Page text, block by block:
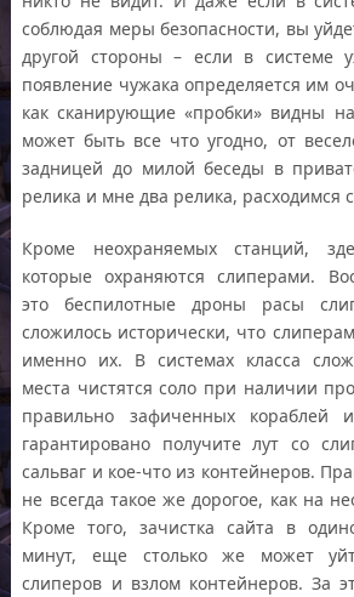
соблюдая меры безопасности, вы
другой стороны – если в системе
появление чужака определяется им
как сканирующие «пробки» видны
может быть все что угодно, от
задницей до милой беседы в
релика и мне два релика, расходимся
Кроме неохраняемых станций,
которые охраняются слиперами.
это беспилотные дроны расы
сложилось исторически, что
именно их. В системах класса
места чистятся соло при наличии
правильно зафиченных
гарантировано получите лут со
сальваг и кое-что из контейнеров.
не всегда такое же дорогое, как на
Кроме того, зачистка сайта в
минут, еще столько же может
слиперов и взлом контейнеров. За